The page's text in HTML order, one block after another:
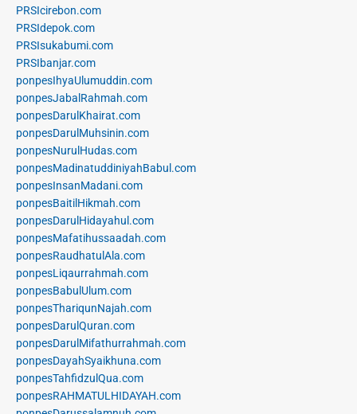
PRSIcirebon.com
PRSIdepok.com
PRSIsukabumi.com
PRSIbanjar.com
ponpesIhyaUlumuddin.com
ponpesJabalRahmah.com
ponpesDarulKhairat.com
ponpesDarulMuhsinin.com
ponpesNurulHudas.com
ponpesMadinatuddiniyahBabul.com
ponpesInsanMadani.com
ponpesBaitilHikmah.com
ponpesDarulHidayahul.com
ponpesMafatihussaadah.com
ponpesRaudhatulAla.com
ponpesLiqaurrahmah.com
ponpesBabulUlum.com
ponpesThariqunNajah.com
ponpesDarulQuran.com
ponpesDarulMifathurrahmah.com
ponpesDayahSyaikhuna.com
ponpesTahfidzulQua.com
ponpesRAHMATULHIDAYAH.com